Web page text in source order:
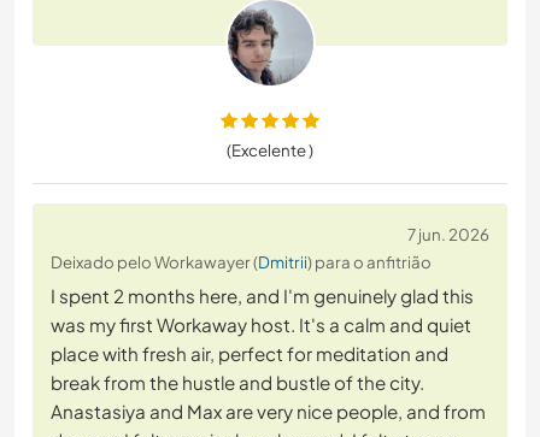
(Excelente )
7 jun. 2026
Deixado pelo Workawayer (Dmitrii) para o anfitrião
I spent 2 months here, and I'm genuinely glad this
was my first Workaway host. It's a calm and quiet
place with fresh air, perfect for meditation and
break from the hustle and bustle of the city.
Anastasiya and Max are very nice people, and from